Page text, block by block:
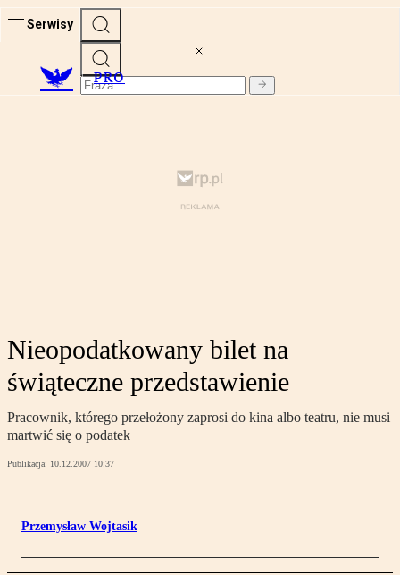
Serwisy
PRO
Nieopodatkowany bilet na
świąteczne przedstawienie
Pracownik, którego przełożony zaprosi do kina albo teatru, nie musi
martwić się o podatek
Publikacja: 10.12.2007 10:37
Przemysław Wojtasik